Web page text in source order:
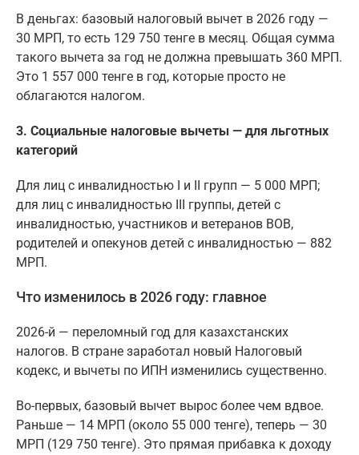
В деньгах: базовый налоговый вычет в 2026 году —
30 МРП, то есть 129 750 тенге в месяц. Общая сумма
такого вычета за год не должна превышать 360 МРП.
Это 1 557 000 тенге в год, которые просто не
облагаются налогом.
3. Социальные налоговые вычеты — для льготных
категорий
Для лиц с инвалидностью I и II групп — 5 000 МРП;
для лиц с инвалидностью III группы, детей с
инвалидностью, участников и ветеранов ВОВ,
родителей и опекунов детей с инвалидностью — 882
МРП.
Что изменилось в 2026 году: главное
2026-й — переломный год для казахстанских
налогов. В стране заработал новый Налоговый
кодекс, и вычеты по ИПН изменились существенно.
Во-первых, базовый вычет вырос более чем вдвое.
Раньше — 14 МРП (около 55 000 тенге), теперь — 30
МРП (129 750 тенге). Это прямая прибавка к доходу